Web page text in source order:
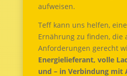
aufweisen.
Teff kann uns helfen,
Ernährung zu finden, die
Anforderungen gerecht
Energielieferant, volle
und – in Verbindung mit